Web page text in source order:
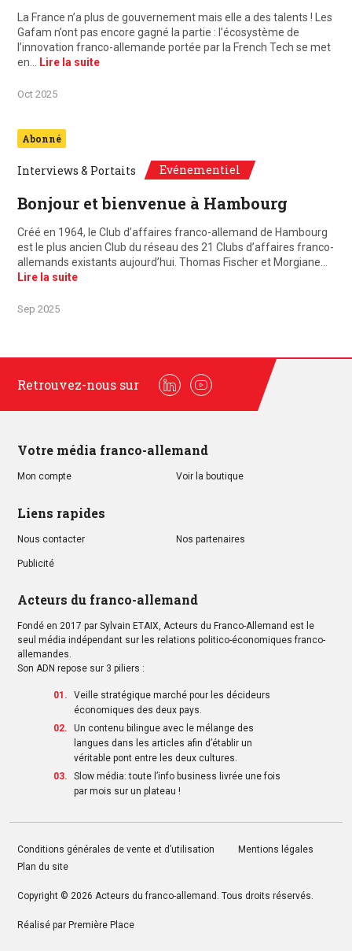
La France n’a plus de gouvernement mais elle a des talents ! Les
Gafam n’ont pas encore gagné la partie : l’écosystème de
l’innovation franco-allemande portée par la French Tech se met
en… Lire la suite
Oct 2025
Abonné
Interviews & Portaits Evénementiel
Bonjour et bienvenue à Hambourg
Créé en 1964, le Club d’affaires franco-allemand de Hambourg
est le plus ancien Club du réseau des 21 Clubs d’affaires franco-
allemands existants aujourd’hui. Thomas Fischer et Morgiane…
Lire la suite
Sep 2025
Retrouvez-nous sur
LinkedinYoutube
Votre média franco-allemand
Mon compte Voir la boutique
Liens rapides
Nous contacter Nos partenaires
Publicité
Acteurs du franco-allemand
Fondé en 2017 par Sylvain ETAIX, Acteurs du Franco-Allemand est le
seul média indépendant sur les relations politico-économiques franco-
allemandes.
Son ADN repose sur 3 piliers :
Veille stratégique marché pour les décideurs
économiques des deux pays.
Un contenu bilingue avec le mélange des
langues dans les articles afin d’établir un
véritable pont entre les deux cultures.
Slow média: toute l’info business livrée une fois
par mois sur un plateau !
Conditions générales de vente et d’utilisation
Mentions légales
Plan du site
Copyright © 2026 Acteurs du franco-allemand . Tous droits réservés.
Réalisé par Première Place